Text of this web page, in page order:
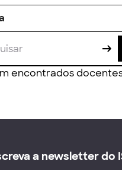
encontrados
a newsletter do